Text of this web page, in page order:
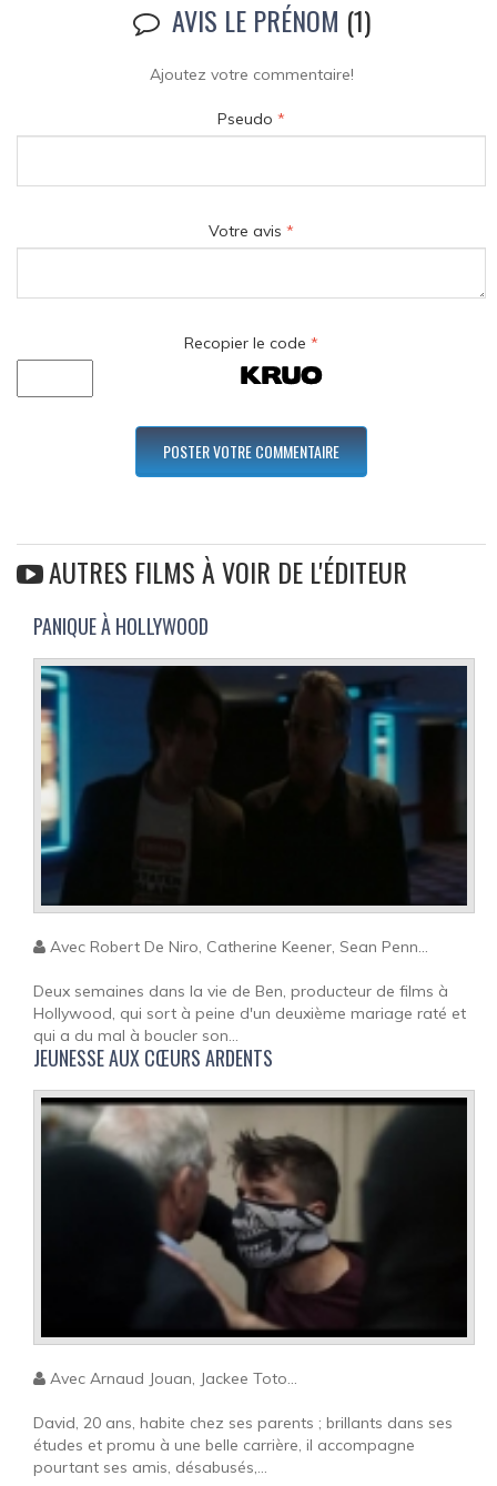
AVIS LE PRÉNOM (1)
Ajoutez votre commentaire!
Pseudo *
Votre avis *
Recopier le code *
AUTRES FILMS À VOIR DE L'ÉDITEUR
PANIQUE À HOLLYWOOD
Avec Robert De Niro, Catherine Keener, Sean Penn...
Deux semaines dans la vie de Ben, producteur de films à
Hollywood, qui sort à peine d'un deuxième mariage raté et
qui a du mal à boucler son...
JEUNESSE AUX CŒURS ARDENTS
Avec Arnaud Jouan, Jackee Toto...
David, 20 ans, habite chez ses parents ; brillants dans ses
études et promu à une belle carrière, il accompagne
pourtant ses amis, désabusés,...